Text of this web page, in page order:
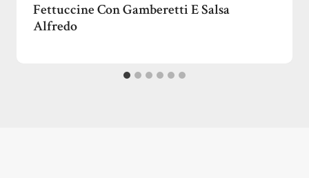
Fettuccine Con Gamberetti E Salsa
Alfredo